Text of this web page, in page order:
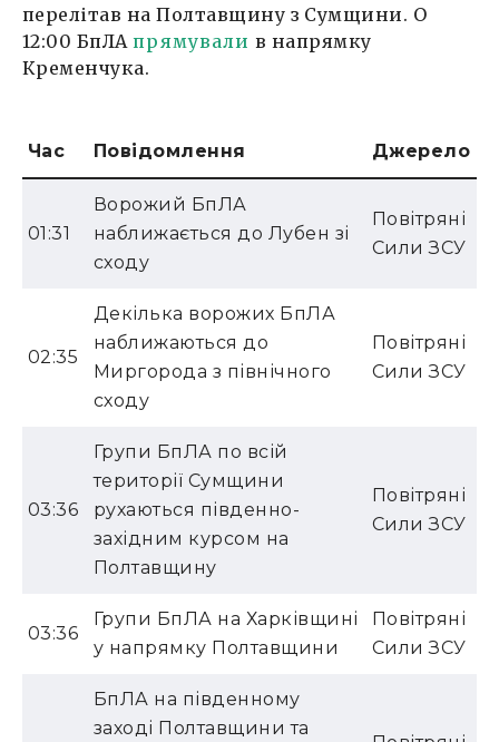
перелітав на Полтавщину з Сумщини. О
12:00 БпЛАпрямували в напрямку
Кременчука.
Час Повідомлення Джерело
01:31
Ворожий БпЛА
наближається до Лубен зі
сходу
Повітряні
Сили ЗСУ
02:35
Декілька ворожих БпЛА
наближаються до
Миргорода з північного
сходу
Повітряні
Сили ЗСУ
03:36
Групи БпЛА по всій
території Сумщини
рухаються південно-
західним курсом на
Полтавщину
Повітряні
Сили ЗСУ
03:36
Групи БпЛА на Харківщині
у напрямку Полтавщини
Повітряні
Сили ЗСУ
БпЛА на південному
заході Полтавщини та